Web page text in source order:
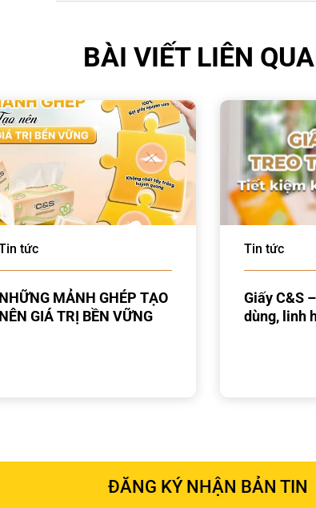
BÀI VIẾT LIÊN
tức
NHỮNG MẢNH GHÉP TẠO
NÊN GIÁ TRỊ BỀN VỮNG
Tin tức
Giấy C&S
dùng, linh
ĐĂNG KÝ NHẬN BẢN TIN